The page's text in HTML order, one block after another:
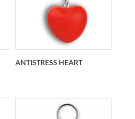
Portachiavi
antistress pianeta
terra Personalizzato
O 40 mm
ANTISTRESS HEART